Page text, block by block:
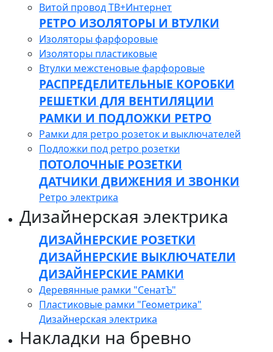
Витой провод ТВ+Интернет
РЕТРО ИЗОЛЯТОРЫ И ВТУЛКИ
Изоляторы фарфоровые
Изоляторы пластиковые
Втулки межстеновые фарфоровые
РАСПРЕДЕЛИТЕЛЬНЫЕ КОРОБКИ
РЕШЕТКИ ДЛЯ ВЕНТИЛЯЦИИ
РАМКИ И ПОДЛОЖКИ РЕТРО
Рамки для ретро розеток и выключателей
Подложки под ретро розетки
ПОТОЛОЧНЫЕ РОЗЕТКИ
ДАТЧИКИ ДВИЖЕНИЯ И ЗВОНКИ
Ретро электрика
Дизайнерская электрика
ДИЗАЙНЕРСКИЕ РОЗЕТКИ
ДИЗАЙНЕРСКИЕ ВЫКЛЮЧАТЕЛИ
ДИЗАЙНЕРСКИЕ РАМКИ
Деревянные рамки "СенатЪ"
Пластиковые рамки "Геометрика"
Дизайнерская электрика
Накладки на бревно